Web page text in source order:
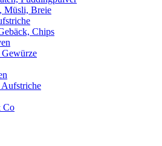
Müsli, Breie
Chips
Co